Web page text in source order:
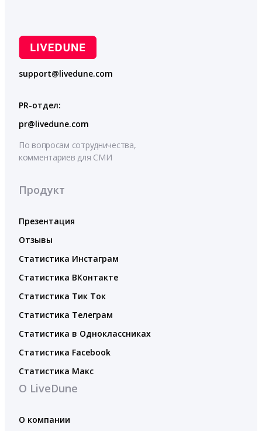
support@livedune.com
PR-отдел:
pr@livedune.com
По вопросам сотрудничества,
комментариев для СМИ
Продукт
Презентация
Отзывы
Статистика Инстаграм
Статистика ВКонтакте
Статистика Тик Ток
Статистика Телеграм
Статистика в Одноклассниках
Статистика Facebook
Статистика Макс
О LiveDune
О компании